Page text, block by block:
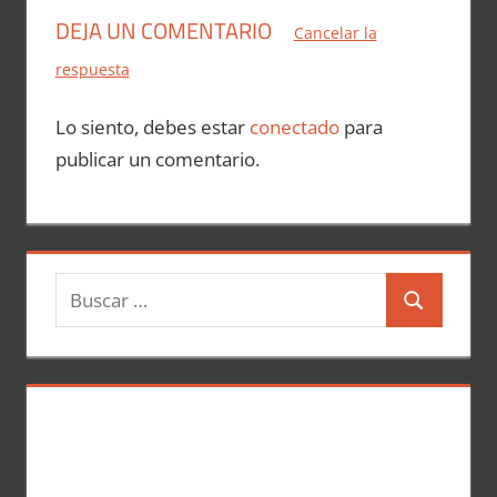
DEJA UN COMENTARIO
Cancelar la
respuesta
Lo siento, debes estar conectadopara
publicar un comentario.
u
s
c
B
s